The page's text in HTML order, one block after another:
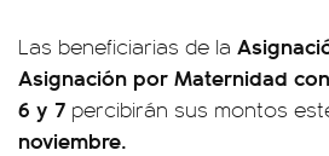
Las beneficiarias de la
Asignación por Maternidad
6 y 7 percibirán sus montos
noviembre.